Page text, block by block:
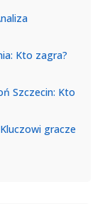
Kto zagra?
Szczecin: Kto
gracze